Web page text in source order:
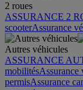
2 roues
ASSURANCE 2
scooterAssurance
Autres véhicules
ASSURANCE
mobilitésAssurance
permisAssurance